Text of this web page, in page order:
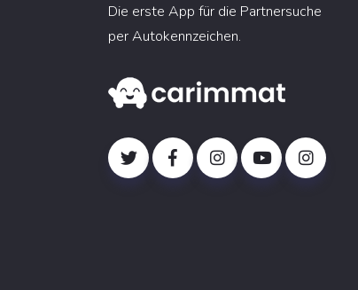
Die erste App für die Partnersuche
per Autokennzeichen.